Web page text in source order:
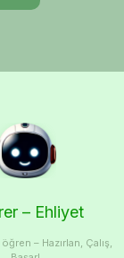
– Ehliyet
– Hazırlan, Çalış,